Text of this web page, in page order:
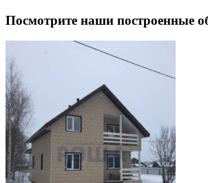
Посмотрите наши построенные